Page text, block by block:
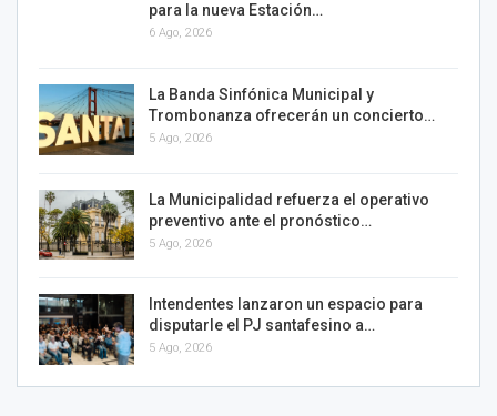
para la nueva Estación…
6 Ago, 2026
La Banda Sinfónica Municipal y
Trombonanza ofrecerán un concierto…
5 Ago, 2026
La Municipalidad refuerza el operativo
preventivo ante el pronóstico…
5 Ago, 2026
Intendentes lanzaron un espacio para
disputarle el PJ santafesino a…
5 Ago, 2026